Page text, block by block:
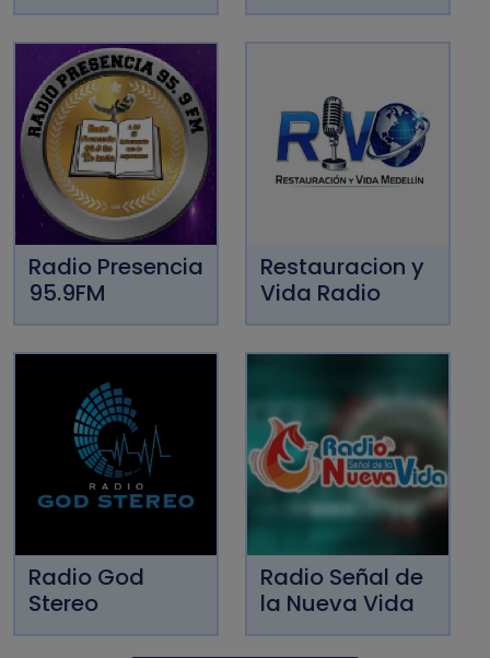
Radio Presencia
95.9FM
Restauracion y
Vida Radio
Radio God
Stereo
Radio Señal de
la Nueva Vida